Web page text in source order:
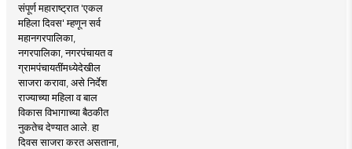
संपूर्ण महाराष्ट्रात 'एकल
महिला दिवस' म्हणून सर्व
महानगरपालिका,
नगरपालिका, नगरपंचायत व
ग्रामपंचायतींमध्येदेखील
साजरा करावा, असे निर्देश
राज्याच्या महिला व बाल
विकास विभागाच्या बैठकीत
नुकतेच देण्यात आले. हा
दिवस साजरा करत असताना,